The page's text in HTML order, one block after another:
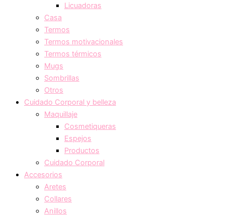
Licuadoras
Casa
Termos
Termos motivacionales
Termos térmicos
Mugs
Sombrillas
Otros
Cuidado Corporal y belleza
Maquillaje
Cosmetiqueras
Espejos
Productos
Cuidado Corporal
Accesorios
Aretes
Collares
Anillos